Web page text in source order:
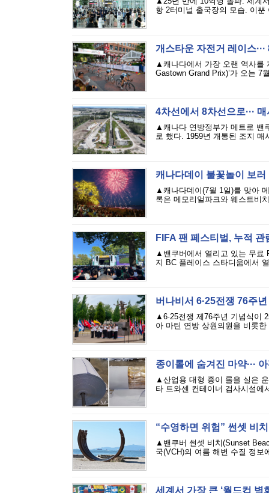
항 2터미널 출국장의 모습. 이
개스타운 자전거 레이스
▲캐나다에서 가장 오랜 역사를
Gastown Grand Prix)’가 오는 7
4차선에서 8차선으로···
▲캐나다 연방정부가 메트로 밴
로 했다. 1959년 개통된 조지
캐나다데이 불꽃놀이 보
▲캐나다데이(7월 1일)를 맞아
록은 메모리얼파크와 웨스트비
FIFA 팬 페스티벌, 누적
▲밴쿠버에서 열리고 있는 무료
지 BC 플레이스 스타디움에서
버나비서 6·25전쟁 76주
▲6·25전쟁 제76주년 기념식이
아 마틴 연방 상원의원을 비롯
종이롤에 숨겨진 마약···
▲산업용 대형 종이 롤을 실은
타 트와센 컨테이너 검사시설
“수영하면 위험” 썬셋 비
▲밴쿠버 썬셋 비치(Sunset
국(VCH)의 여름 해변 수질 정
세계서 가장 큰 ‘월드컵 벽